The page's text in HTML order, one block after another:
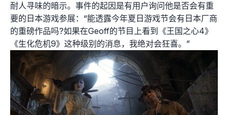
耐人寻味的暗示。事件的起因是有用户询问他是否会有重
要的日本游戏参展：“能透露今年夏日游戏节会有日本厂商
的重磅作品吗?如果在Geoff的节目上看到《王国之心4》
《生化危机9》这种级别的消息，我绝对会狂喜。”